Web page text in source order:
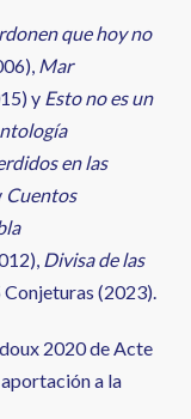
que hoy no
Mar
y Esto no es un
en las
Cuentos
Divisa de las
Conjeturas (2023).
2020 de Acte
a la